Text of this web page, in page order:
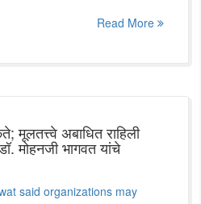
Read More
मूलतत्त्वे अबाधित राहिली
मोहनजी भागवत यांचे
said organizations may